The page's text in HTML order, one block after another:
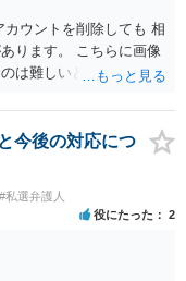
ウントを削除しても 相
ります。 こちらに画像
は難しいと思います
要性が少なくなるとい
からの捜査が及んだけ
今後の対応につ
#私選弁護人
役にたった 2